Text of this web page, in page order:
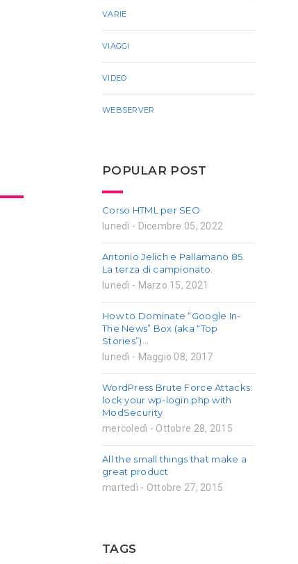
VARIE
VIAGGI
VIDEO
WEBSERVER
POPULAR POST
Corso HTML per SEO
lunedì - Dicembre 05, 2022
Antonio Jelich e Pallamano 85.
La terza di campionato.
lunedì - Marzo 15, 2021
How to Dominate “Google In-
The News” Box (aka “Top
Stories”)…
lunedì - Maggio 08, 2017
WordPress Brute Force Attacks:
lock your wp-login.php with
ModSecurity
mercoledì - Ottobre 28, 2015
All the small things that make a
great product
martedì - Ottobre 27, 2015
TAGS